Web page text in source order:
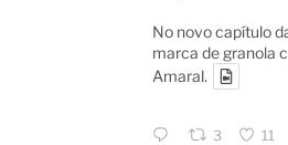
No novo capítulo
marca de granola
Amaral.
3 11